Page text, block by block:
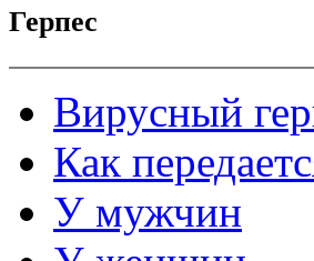
Герпес
Вирусный
Как
У мужчин